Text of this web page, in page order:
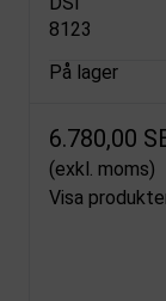
8123
På lager
6.780,00
(exkl. moms)
Visa